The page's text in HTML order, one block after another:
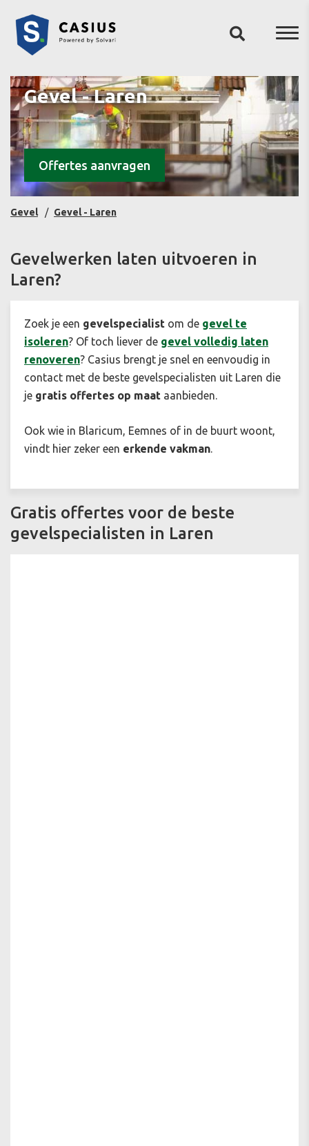
Gevel - Laren
Offertes aanvragen
Gevel Gevel - Laren
Gevelwerken laten uitvoeren in
Laren?
Zoek je een gevelspecialist om de gevel te
isoleren? Of toch liever de gevel volledig laten
renoveren? Casius brengt je snel en eenvoudig in
contact met de beste gevelspecialisten uit Laren die
je gratis offertes op maat aanbieden.
Ook wie in Blaricum, Eemnes of in de buurt woont,
vindt hier zeker een erkende vakman.
Gratis offertes voor de beste
gevelspecialisten in Laren